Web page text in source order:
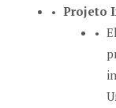
Projeto